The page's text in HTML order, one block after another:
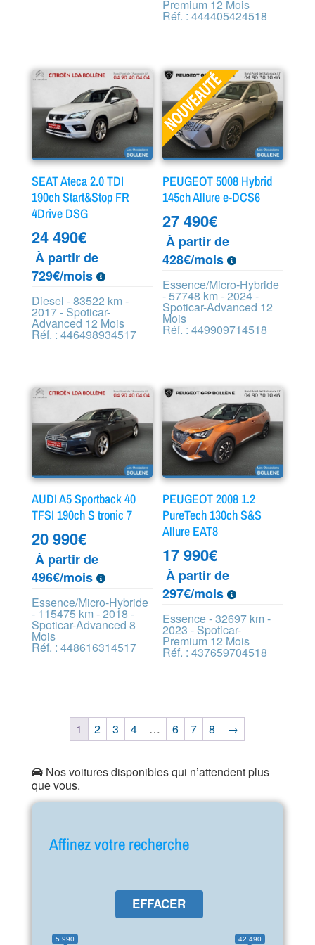
Premium 12 Mois
Réf. : 444405424518
SEAT Ateca 2.0 TDI
190ch Start&Stop FR
4Drive DSG
24 490€
À partir de
729€/mois
Diesel - 83522 km -
2017 - Spoticar-
Advanced 12 Mois
Réf. : 446498934517
PEUGEOT 5008 Hybrid
145ch Allure e-DCS6
27 490€
À partir de
428€/mois
Essence/Micro-Hybride
- 57748 km - 2024 -
Spoticar-Advanced 12
Mois
Réf. : 449909714518
AUDI A5 Sportback 40
TFSI 190ch S tronic 7
20 990€
À partir de
496€/mois
Essence/Micro-Hybride
- 115475 km - 2018 -
Spoticar-Advanced 8
Mois
Réf. : 448616314517
PEUGEOT 2008 1.2
PureTech 130ch S&S
Allure EAT8
17 990€
À partir de
297€/mois
Essence - 32697 km -
2023 - Spoticar-
Premium 12 Mois
Réf. : 437659704518
1 2 3 4 … 6 7 8 →
Nos voitures disponibles qui n’attendent plus
que vous.
Affinez votre recherche
EFFACER
5 990 42 490